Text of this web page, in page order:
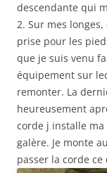
descendante qui
2. Sur mes
prise pour les
que je suis venu
équipement sur
remonter. La
heureusement
corde j installe
galère. Je monte
passer la corde